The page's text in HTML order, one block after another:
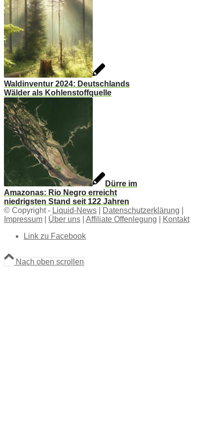
Waldinventur 2024: Deutschlands
Wälder als Kohlenstoffquelle
Dürre im
Amazonas: Rio Negro erreicht
niedrigsten Stand seit 122 Jahren
© Copyright - Liquid-News Datenschutzerklärung
Impressum
Über uns Affiliate Offenlegung
Kontakt
Link zu Facebook
Nach oben scrollen